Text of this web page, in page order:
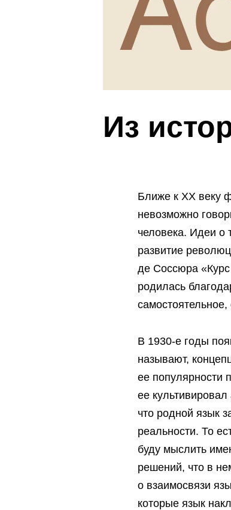
Из
Ближе к XX веку
невозможно
человека. Идеи о
развитие
де Соссюра «Курс
родилась
В 1930-е годы
называют,
ее популярности
ее
что родной язык
реальности. То
буду мыслить
решений, что в
о взаимосвязи
которые язык